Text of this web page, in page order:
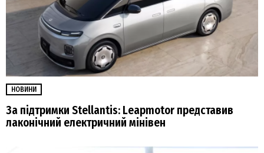
НОВИНИ
За підтримки Stellantis: Leapmotor представив
лаконічний електричний мінівен